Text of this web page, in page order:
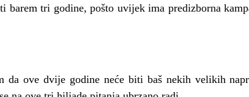
barem tri godine, pošto uvijek ima predizborna
da ove dvije godine neće biti baš nekih velikih